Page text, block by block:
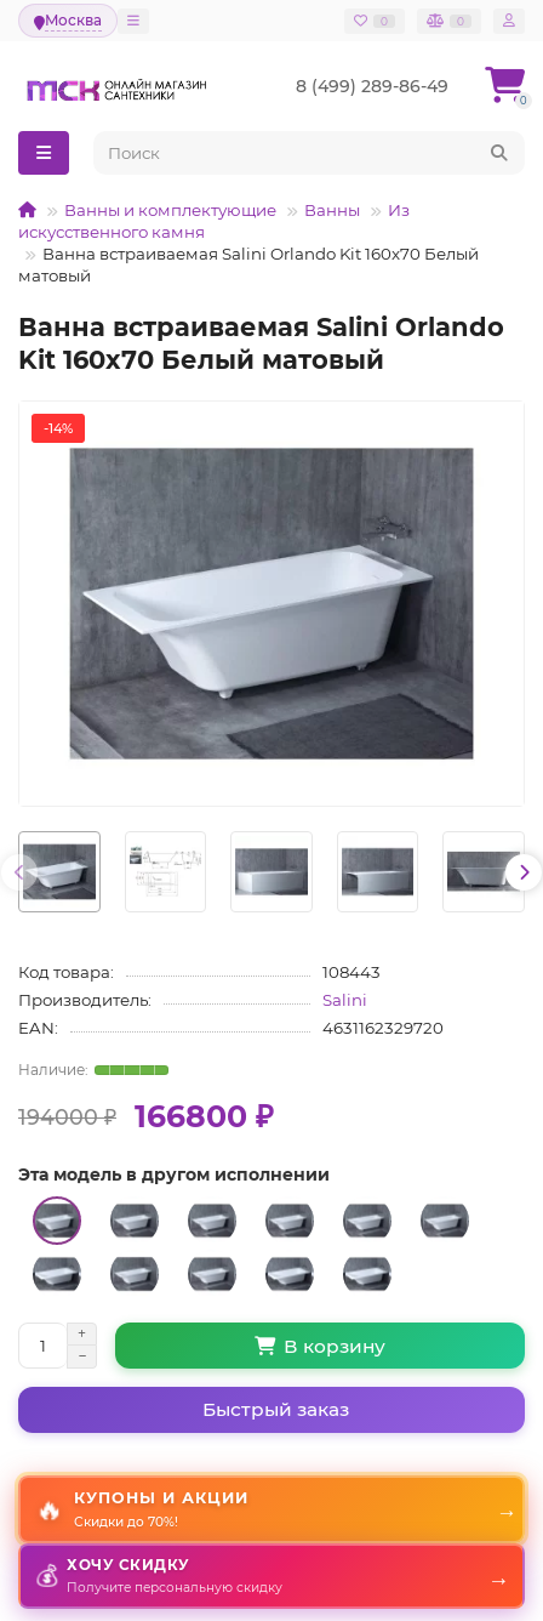
Москва 0 0
8 (499) 289-86-49
0
Ванны и комплектующие Ванны
Из
искусственного камня
Ванна встраиваемая Salini Orlando Kit 160x70 Белый
матовый
Ванна встраиваемая Salini Orlando
Kit 160x70 Белый матовый
-14%
Код товара:
108443
Производитель:
Salini
EAN:
4631162329720
194000 ₽ 166800 ₽
Эта модель в другом исполнении
В корзину
Быстрый заказ
🔥 КУПОНЫ И АКЦИИ
Скидки до 70%!
→
💰 ХОЧУ СКИДКУ
Получите персональную скидку →